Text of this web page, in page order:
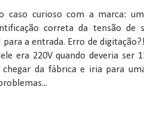
caso curioso com a marca:
correta da tensão de
para a entrada. Erro de
era 220V quando deveria ser
chegar da fábrica e iria para